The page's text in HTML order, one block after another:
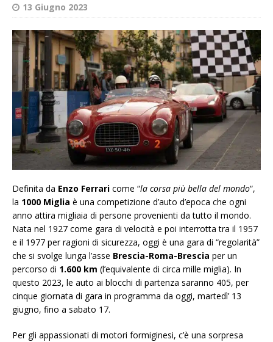
13 Giugno 2023
Definita da Enzo Ferrari come “la corsa più bella del mondo“,
la 1000 Miglia è una competizione d’auto d’epoca che ogni
anno attira migliaia di persone provenienti da tutto il mondo.
Nata nel 1927 come gara di velocità e poi interrotta tra il 1957
e il 1977 per ragioni di sicurezza, oggi è una gara di “regolarità”
che si svolge lunga l’asse Brescia-Roma-Brescia per un
percorso di 1.600 km (l’equivalente di circa mille miglia). In
questo 2023, le auto ai blocchi di partenza saranno 405, per
cinque giornata di gara in programma da oggi, martedì’ 13
giugno, fino a sabato 17.
Per gli appassionati di motori formiginesi, c’è una sorpresa